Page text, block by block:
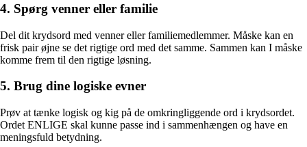
4. Spørg venner eller familie
Del dit krydsord med venner eller familiemedlemmer. Måske kan en
frisk pair øjne se det rigtige ord med det samme. Sammen kan I måske
komme frem til den rigtige løsning.
5. Brug dine logiske evner
Prøv at tænke logisk og kig på de omkringliggende ord i krydsordet.
Ordet ENLIGE skal kunne passe ind i sammenhængen og have en
meningsfuld betydning.